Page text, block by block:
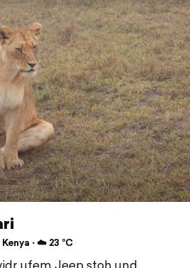
⋅ ☁️ 23 °C